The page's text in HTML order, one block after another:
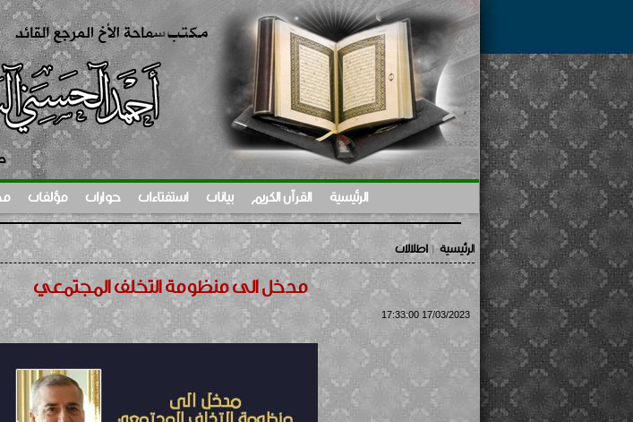
الرئيسية القرآن الكريم بيانات استفتاءات حوارات مؤلفات
الرئيسية | اطلالات
مدخل الى منظومة التخلف المجتمعي
17/03/2023 17:33:00